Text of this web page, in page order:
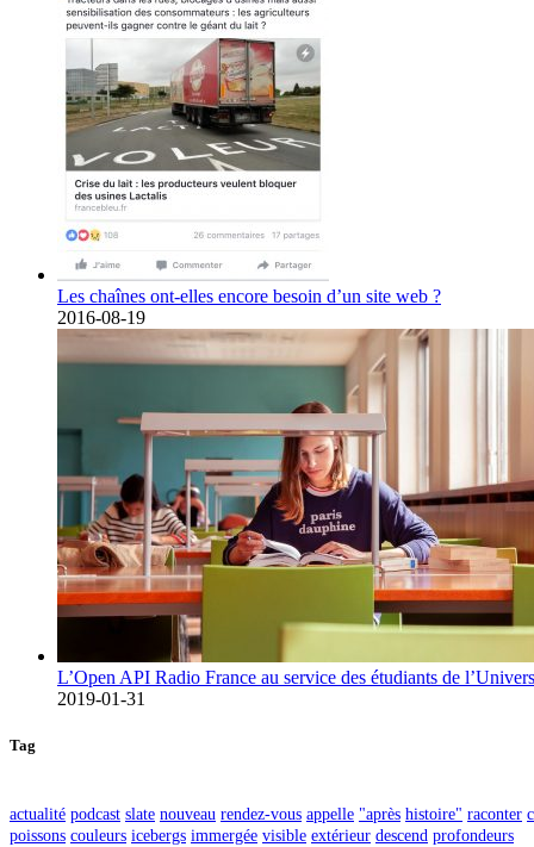
Les chaînes ont-elles encore besoin d’un site web ?
2016-08-19
L’Open API Radio France au service des étudiants de
2019-01-31
Tag
actualité podcast slate nouveau rendez-vous appelle "après histoire" raconter
poissons couleurs icebergs immergée visible extérieur descend profondeurs